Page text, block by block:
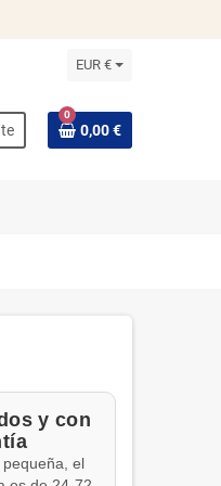
EUR €
0
0,00 €
y con
el